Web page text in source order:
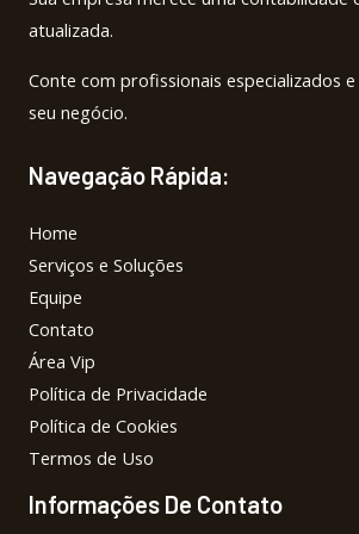
atualizada.
Conte com profissionais especializados
seu negócio.
Navegação Rápida:
Home
Serviços e Soluções
Equipe
Contato
Área Vip
Política de Privacidade
Política de Cookies
Termos de Uso
Informações De Contato